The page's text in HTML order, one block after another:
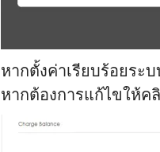
หากตั้งค่าเรียบร้อยระ
หากต้องการแก้ไขให้ค